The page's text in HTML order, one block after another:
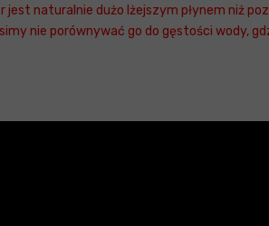
jest naturalnie dużo lżejszym płynem niż
nie porównywać go do gęstości wody,